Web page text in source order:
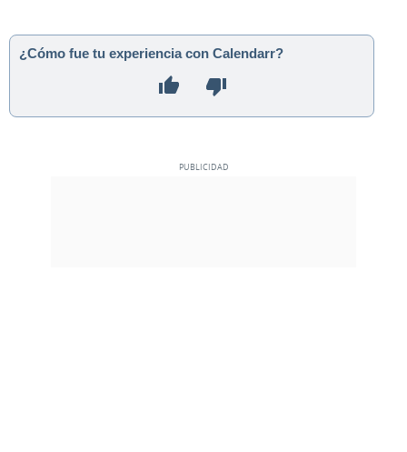
¿Cómo fue tu experiencia con Calendarr?